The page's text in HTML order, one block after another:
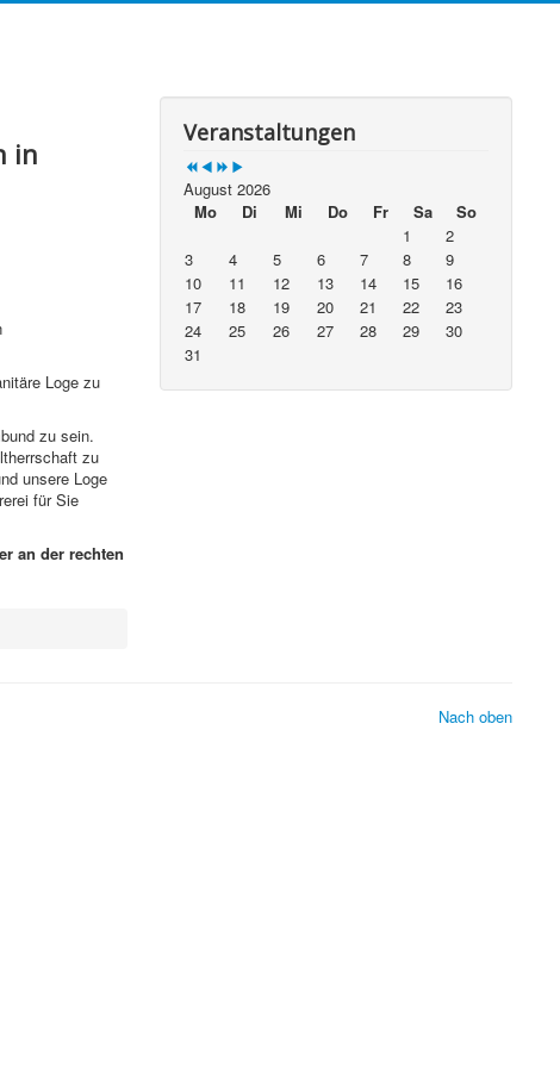
in
Loge zu
zu sein.
zu
unsere Loge
für Sie
an der rechten
Veranstaltungen
August 2026
Mo
Di Mi Do Fr Sa
So
1
2
3
4 5 6 7 8
9
10
11 12 13 14 15
16
17
18 19 20 21 22
23
24
25 26 27 28 29
30
31
Nach oben